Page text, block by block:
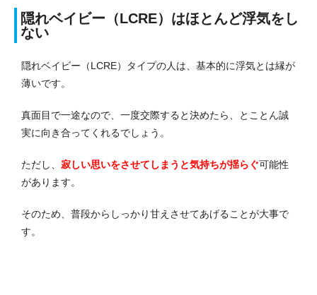
隠れベイビー（LCRE）はほとんど浮気をし
ない
隠れベイビー（LCRE）タイプの人は、基本的に浮気とは縁が
薄いです。
真面目で一途なので、一度交際すると決めたら、とことん誠
実に向き合ってくれるでしょう。
ただし、 寂しい思いをさせてしまうと気持ちが揺らぐ可能性
があります。
そのため、普段からしっかり甘えさせてあげることが大事で
す。